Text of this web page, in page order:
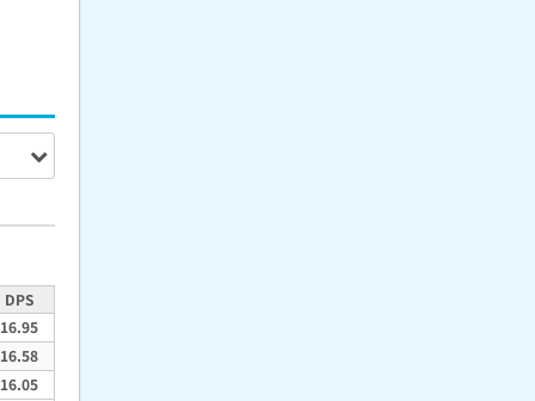
DPS
16.95
16.58
16.05